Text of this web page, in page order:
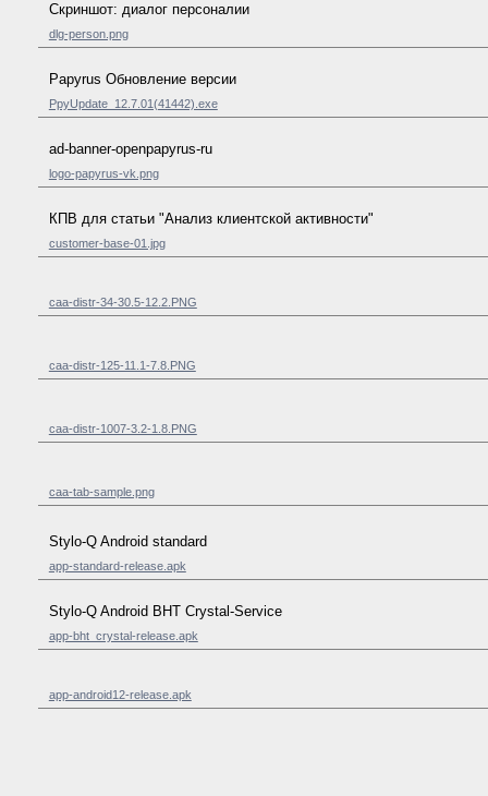
Скриншот: диалог персоналии
dlg-person.png
Papyrus Обновление версии
PpyUpdate_12.7.01(41442).exe
ad-banner-openpapyrus-ru
logo-papyrus-vk.png
КПВ для статьи "Анализ клиентской активности"
customer-base-01.jpg
caa-distr-34-30.5-12.2.PNG
caa-distr-125-11.1-7.8.PNG
caa-distr-1007-3.2-1.8.PNG
caa-tab-sample.png
Stylo-Q Android standard
app-standard-release.apk
Stylo-Q Android BHT Crystal-Service
app-bht_crystal-release.apk
app-android12-release.apk